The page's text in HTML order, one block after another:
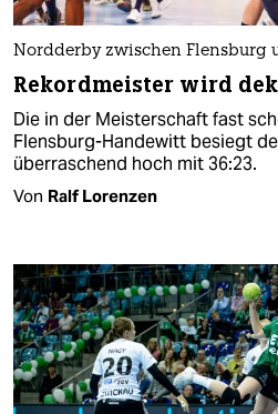
Nordderby zwischen Flensburg
Rekordmeister wird
Die in der Meisterschaft fast
Flensburg-Handewitt besiegt
überraschend hoch mit 36:23.
Von Ralf Lorenzen